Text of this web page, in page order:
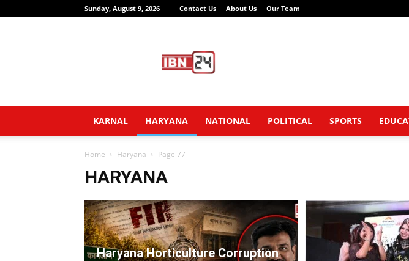
Sunday, August 9, 2026 Contact Us About Us Our Team
News
Network
KARNAL HARYANA NATIONAL POLITICAL SPORTS
Home Haryana Page 77
HARYANA
Haryana Horticulture Corruption